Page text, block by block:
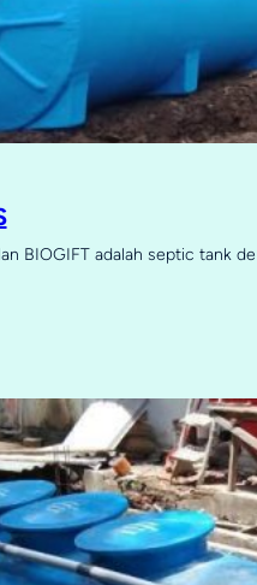
BIOGIFT adalah septic tank